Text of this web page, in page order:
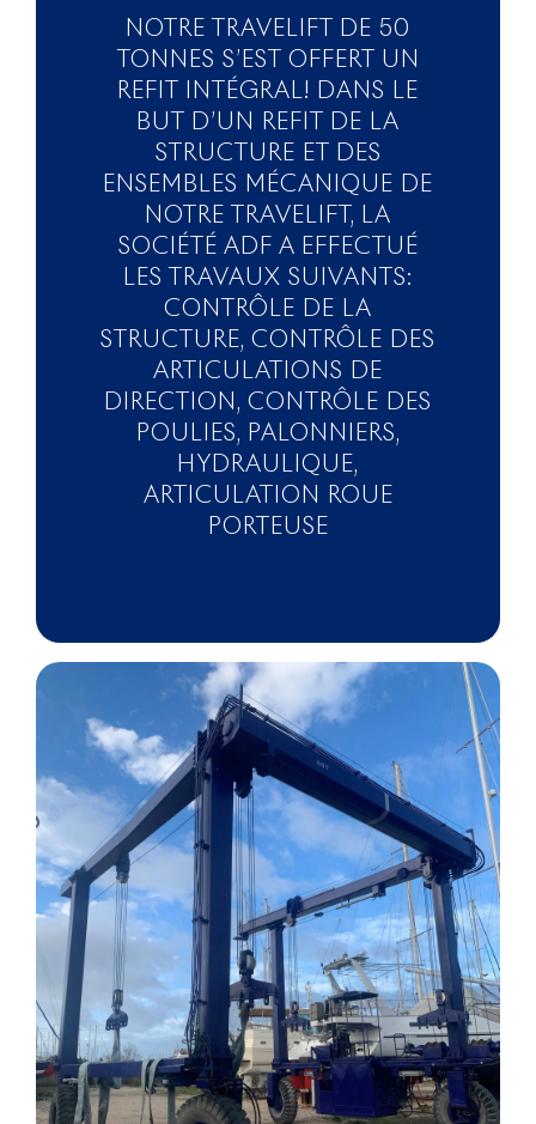
NOTRE TRAVELIFT DE 50
TONNES S’EST OFFERT UN
REFIT INTÉGRAL! DANS LE
BUT D’UN REFIT DE LA
STRUCTURE ET DES
ENSEMBLES MÉCANIQUE DE
NOTRE TRAVELIFT, LA
SOCIÉTÉ ADF A EFFECTUÉ
LES TRAVAUX SUIVANTS:
CONTRÔLE DE LA
STRUCTURE, CONTRÔLE DES
ARTICULATIONS DE
DIRECTION, CONTRÔLE DES
POULIES, PALONNIERS,
HYDRAULIQUE,
ARTICULATION ROUE
PORTEUSE